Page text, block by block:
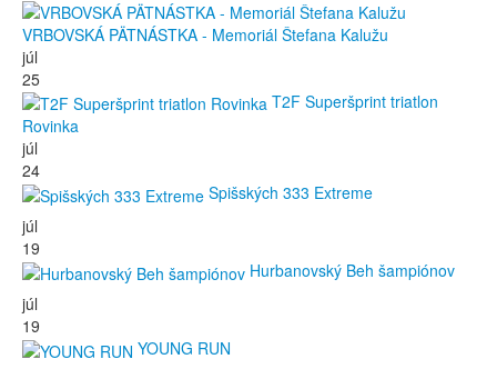
VRBOVSKÁ PÄTNÁSTKA - Memoriál Štefana Kalužu
júl
25
T2F Superšprint triatlon
Rovinka
júl
24
Spišských 333 Extreme
júl
19
Hurbanovský Beh šampiónov
júl
19
YOUNG RUN